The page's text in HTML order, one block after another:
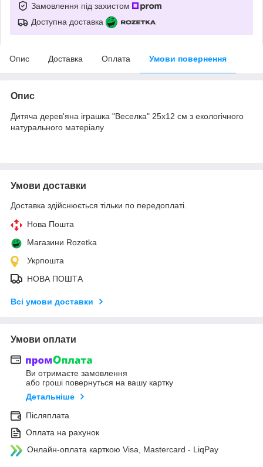
Замовлення під захистом
Доступна доставка
Опис Доставка Оплата Умови повернення
Опис
Дитяча дерев'яна іграшка "Веселка" 25х12 см з екологічного
натурального матеріалу
Умови доставки
Доставка здійснюється тільки по передоплаті.
Нова Пошта
Магазини Rozetka
Укрпошта
НОВА ПОШТА
Всі умови доставки
Умови оплати
Ви отримаєте замовлення
або гроші повернуться на вашу картку
Детальніше
Післяплата
Оплата на рахунок
Онлайн-оплата карткою Visa, Mastercard - LiqPay